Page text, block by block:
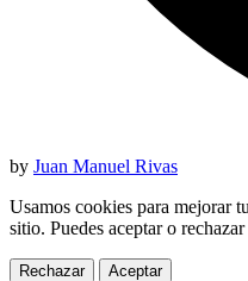
by Juan Manuel Rivas
Usamos cookies para mejorar
sitio. Puedes aceptar o
Rechazar Aceptar